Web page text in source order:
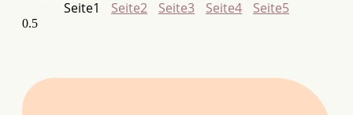
Seite1 Seite2 Seite3 Seite4 Seite5